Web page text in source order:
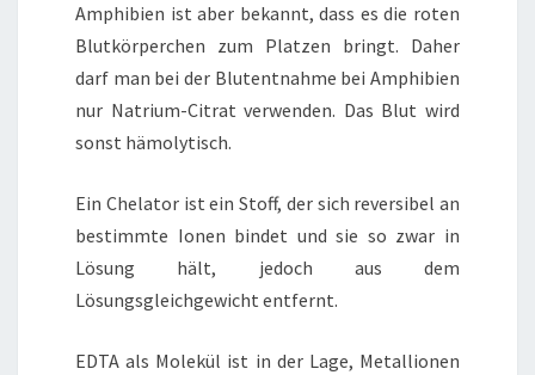
Amphibien ist aber bekannt, dass es die roten
Blutkörperchen zum Platzen bringt. Daher
darf man bei der Blutentnahme bei Amphibien
nur Natrium-Citrat verwenden. Das Blut wird
sonst hämolytisch.
Ein Chelator ist ein Stoff, der sich reversibel an
bestimmte Ionen bindet und sie so zwar in
Lösung hält, jedoch aus dem
Lösungsgleichgewicht entfernt.
EDTA als Molekül ist in der Lage, Metallionen